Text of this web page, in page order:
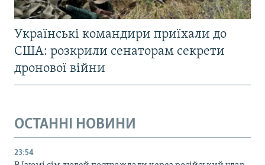
Українські командири приїхали до
США: розкрили сенаторам секрети
дронової війни
ОСТАННІ НОВИНИ
23:54